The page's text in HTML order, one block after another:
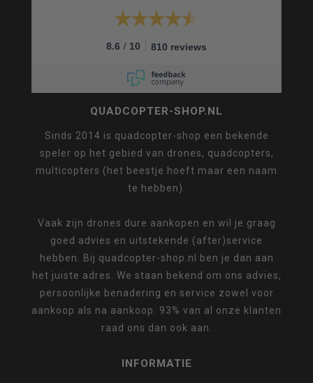
8.6 / 10 810 reviews
QUADCOPTER-SHOP.NL
Sinds 2014 is quadcopter-shop een bekende
speler op het gebied van drones, quadcopters,
multicopters (het beestje hoeft maar een naam
te hebben).
Vaak zijn drones dure aankopen en wil je graag
goed advies en uitstekende (after)service
hebben. Bij quadcopter-shop.nl ben je dan aan
het juiste adres. We staan bekend om ons advies,
persoonlijke benadering en service zowel voor
aankoop als na aankoop. 93% van al onze klanten
raad ons dan ook aan.
INFORMATIE